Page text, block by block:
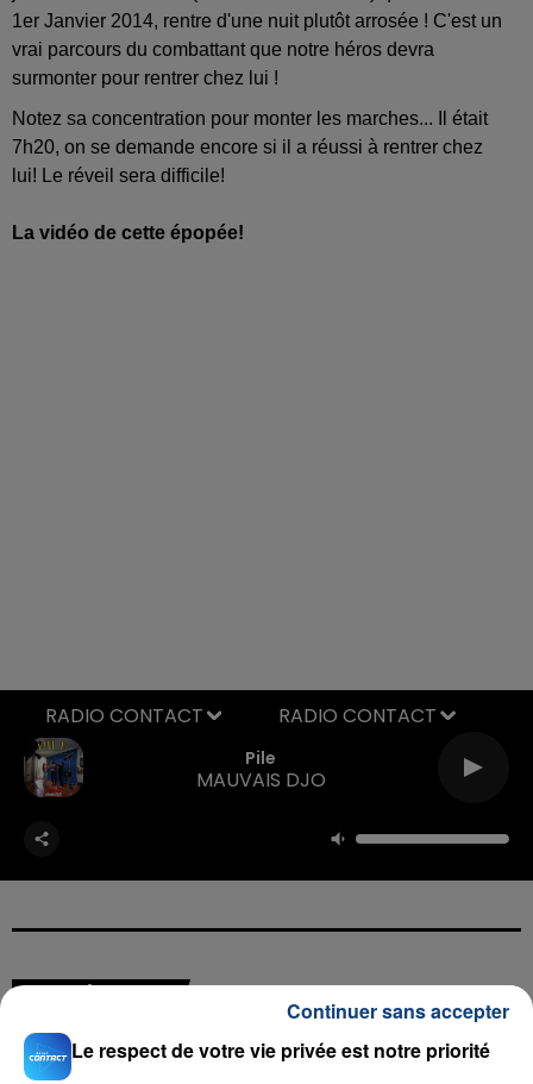
1er Janvier 2014, rentre d'une nuit plutôt arrosée ! C'est un
vrai parcours du combattant que notre héros devra
surmonter pour rentrer chez lui !
Notez sa concentration pour monter les marches... Il était
7h20, on se demande encore si il a réussi à rentrer chez
lui! Le réveil sera difficile!
La vidéo de cette épopée!
Pile
MAUVAIS DJO
RADIO CONTACT
FIL D'ACTU
Le respect de votre vie privée est notre priorité
Continuer sans accepter